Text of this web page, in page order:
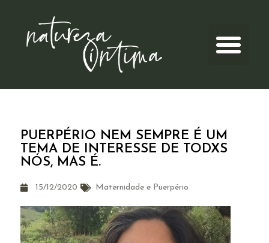
PUERPÉRIO NEM SEMPRE É UM
TEMA DE INTERESSE DE TODXS
NÓS, MAS É.
15/12/2020 Maternidade e Puerpério